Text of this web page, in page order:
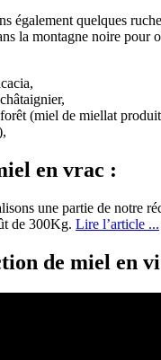
également quelques
la montagne noire pour
(miel de miellat
en vrac :
une partie de notre
de 300Kg. Lire l’article ...
de miel en